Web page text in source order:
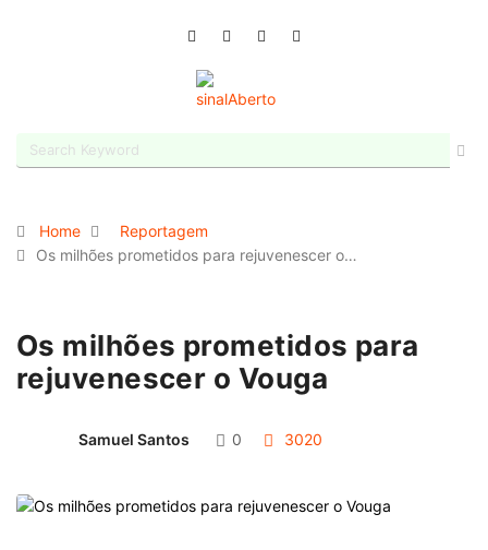
Home
Reportagem
Os milhões prometidos para rejuvenescer o…
Os milhões prometidos para
rejuvenescer o Vouga
Samuel Santos 0 3020